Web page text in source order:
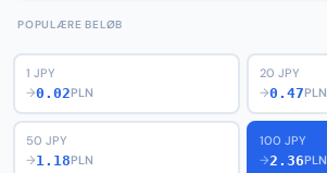
POPULÆRE BELØB
1 JPY
→0.02PLN
20 JPY
→0.47PLN
50 JPY
→1.18PLN
100 JPY
→2.36PLN